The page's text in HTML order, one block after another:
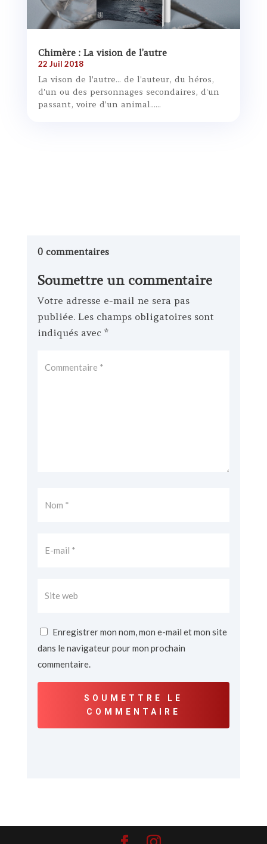
Chimère : La vision de l’autre
22 Juil 2018
La vison de l'autre... de l'auteur, du héros,
d'un ou des personnages secondaires, d'un
passant, voire d'un animal......
0 commentaires
Soumettre un commentaire
Votre adresse e-mail ne sera pas
publiée. Les champs obligatoires sont
indiqués avec *
Enregistrer mon nom, mon e-mail et mon site
dans le navigateur pour mon prochain
commentaire.
SOUMETTRE LE
COMMENTAIRE